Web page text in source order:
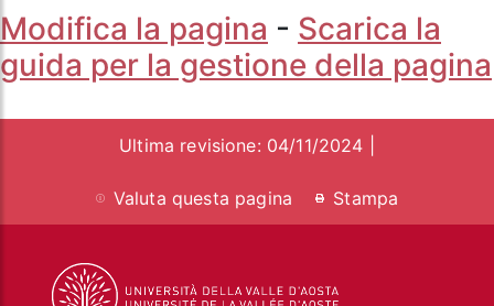
Modifica la pagina - Scarica la
guida per la gestione della pagina
Ultima revisione: 04/11/2024 |
Valuta questa pagina Stampa